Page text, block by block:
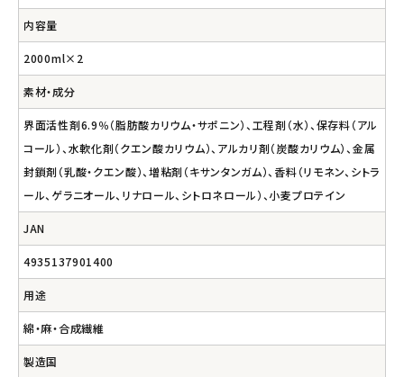
内容量
2000ml×2
素材・成分
界面活性剤6.9％（脂肪酸カリウム・サポニン）、工程剤（水）、保存料（アル
コール）、水軟化剤（クエン酸カリウム）、アルカリ剤（炭酸カリウム）、金属
封鎖剤（乳酸・クエン酸）、増粘剤（キサンタンガム）、香料（リモネン、シトラ
ール、ゲラニオール、リナロール、シトロネロール）、小麦プロテイン
JAN
4935137901400
用途
綿・麻・合成繊維
製造国